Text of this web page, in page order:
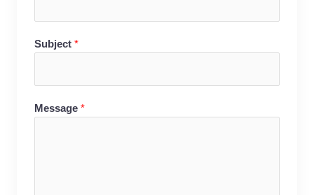
Subject *
Message *